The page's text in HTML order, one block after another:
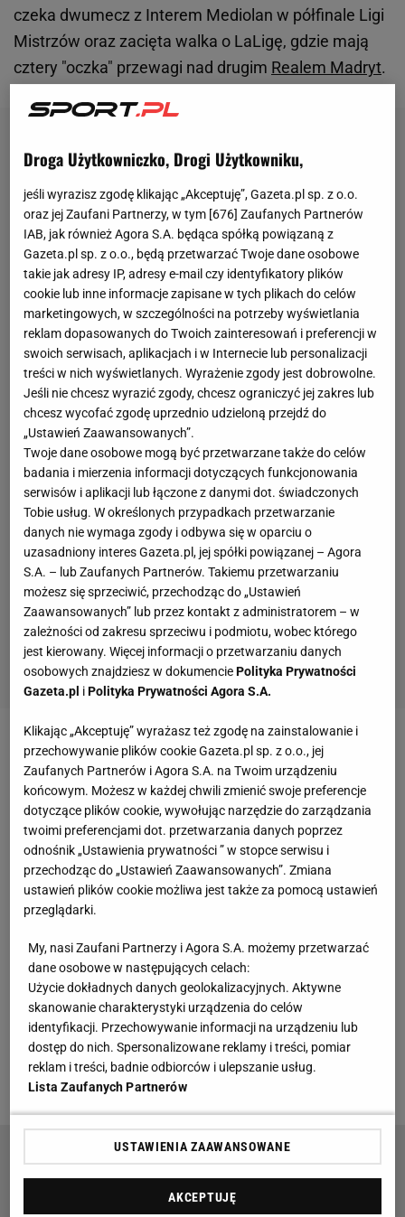
czeka dwumecz z Interem Mediolan w półfinale Ligi
Mistrzów oraz zacięta walka o LaLigę, gdzie mają
cztery "oczka" przewagi nad drugim Realem Madryt.
Zobacz wideoSzczęsny czy ter Stegen? Kibice
Barcelony podzieleni? "Zdecydowanie to on
powinien być numerem 1"
Rozłam w szatni Barcelony. "Luka nie do zasypania"
Mogłoby się wydawać, ze atmosfera w klubie
się napędzać w osiągnięciu sukcesu. Jak się jednak
okazuje są jednostki, które nie znalazły się w tej
dynamice. Dziennikarze "ElDesmarque" napisali
wprost w najnowszej publikacji, że w szatni
"pojawiła się luka, która wydaje się zupełnie nie do
zasypania" - czytamy.
Sensacyjne doniesienia ws. ter Stegena! Chodzi
o finał z Realem
Droga Użytkowniczko, Drogi Użytkowniku,
jeśli wyrazisz zgodę klikając „Akceptuję”, Gazeta.pl sp. z o.o.
oraz jej Zaufani Partnerzy, w tym [676] Zaufanych Partnerów
IAB, jak również Agora S.A. będąca spółką powiązaną z
Gazeta.pl sp. z o.o., będą przetwarzać Twoje dane osobowe
takie jak adresy IP, adresy e-mail czy identyfikatory plików
cookie lub inne informacje zapisane w tych plikach do celów
marketingowych, w szczególności na potrzeby wyświetlania
reklam dopasowanych do Twoich zainteresowań i preferencji w
swoich serwisach, aplikacjach i w Internecie lub personalizacji
treści w nich wyświetlanych. Wyrażenie zgody jest dobrowolne.
Jeśli nie chcesz wyrazić zgody, chcesz ograniczyć jej zakres lub
chcesz wycofać zgodę uprzednio udzieloną przejdź do
„Ustawień Zaawansowanych”.
Twoje dane osobowe mogą być przetwarzane także do celów
badania i mierzenia informacji dotyczących funkcjonowania
serwisów i aplikacji lub łączone z danymi dot. świadczonych
Tobie usług. W określonych przypadkach przetwarzanie
danych nie wymaga zgody i odbywa się w oparciu o
uzasadniony interes Gazeta.pl, jej spółki powiązanej – Agora
S.A. – lub Zaufanych Partnerów. Takiemu przetwarzaniu
możesz się sprzeciwić, przechodząc do „Ustawień
Zaawansowanych” lub przez kontakt z administratorem – w
zależności od zakresu sprzeciwu i podmiotu, wobec którego
jest kierowany. Więcej informacji o przetwarzaniu danych
osobowych znajdziesz w dokumenciePolityka Prywatności
Gazeta.pl iPolityka Prywatności Agora S.A.
Klikając „Akceptuję” wyrażasz też zgodę na zainstalowanie i
przechowywanie plików cookie Gazeta.pl sp. z o.o., jej
Zaufanych Partnerów i Agora S.A. na Twoim urządzeniu
końcowym. Możesz w każdej chwili zmienić swoje preferencje
dotyczące plików cookie, wywołując narzędzie do zarządzania
twoimi preferencjami dot. przetwarzania danych poprzez
odnośnik „Ustawienia prywatności ” w stopce serwisu i
przechodząc do „Ustawień Zaawansowanych”. Zmiana
ustawień plików cookie możliwa jest także za pomocą ustawień
przeglądarki.
My, nasi Zaufani Partnerzy i Agora S.A. możemy przetwarzać
dane osobowe w następujących celach:
Użycie dokładnych danych geolokalizacyjnych. Aktywne
skanowanie charakterystyki urządzenia do celów
identyfikacji. Przechowywanie informacji na urządzeniu lub
dostęp do nich. Spersonalizowane reklamy i treści, pomiar
reklam i treści, badnie odbiorców i ulepszanie usług.
Lista Zaufanych Partnerów
USTAWIENIA ZAAWANSOWANE
AKCEPTUJĘ